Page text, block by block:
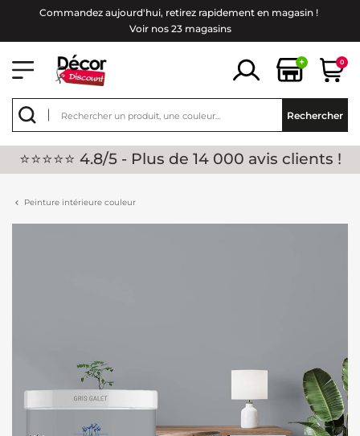
Commandez aujourd'hui, retirez rapidement en magasin !
Voir nos 23 magasins
+ 0
Rechercher
⭐⭐⭐⭐⭐ 4.8/5 - Plus de 14 000 avis clients !
Peinture intérieure couleur